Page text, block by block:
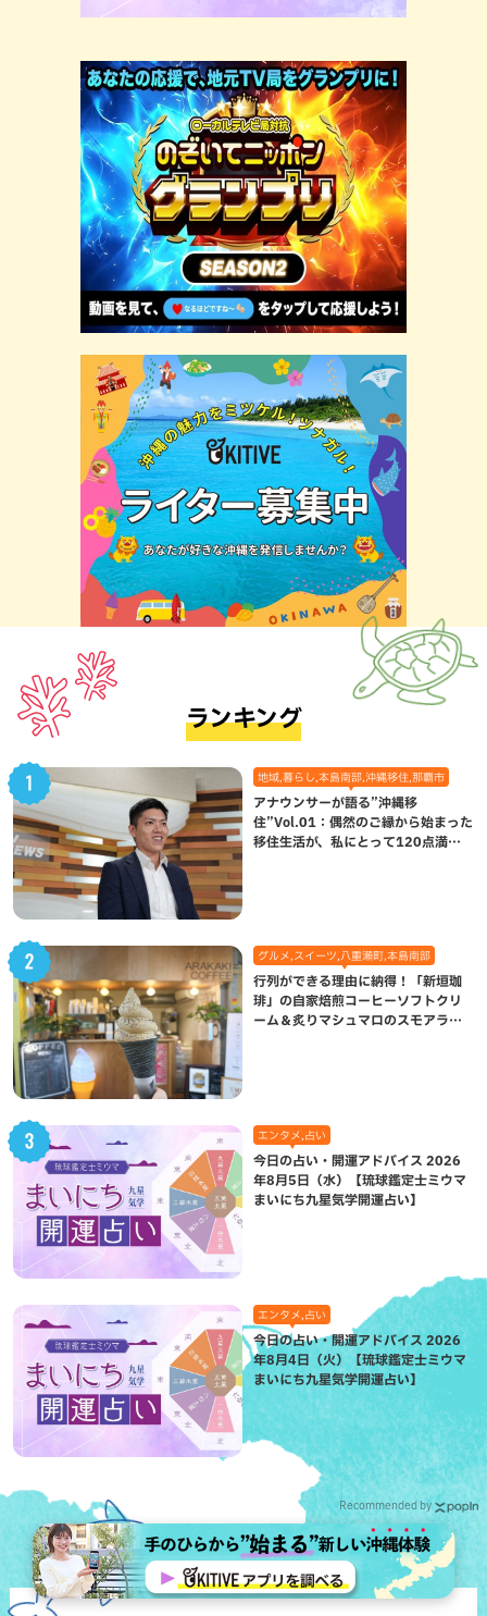
ランキング
地域,暮らし,本島南部,沖縄移住,那覇市
アナウンサーが語る”沖縄移
住”Vol.01：偶然のご縁から始まった
移住生活が、私にとって120点満点
グルメ,スイーツ,八重瀬町,本島南部
行列ができる理由に納得！「新垣珈
琲」の自家焙煎コーヒーソフトクリ
ーム＆炙りマシュマロのスモアラテ
エンタメ,占い
今日の占い・開運アドバイス 2026
年8月5日（水）【琉球鑑定士ミウマ
まいにち九星気学開運占い】
エンタメ,占い
今日の占い・開運アドバイス 2026
年8月4日（火）【琉球鑑定士ミウマ
まいにち九星気学開運占い】
Recommended by